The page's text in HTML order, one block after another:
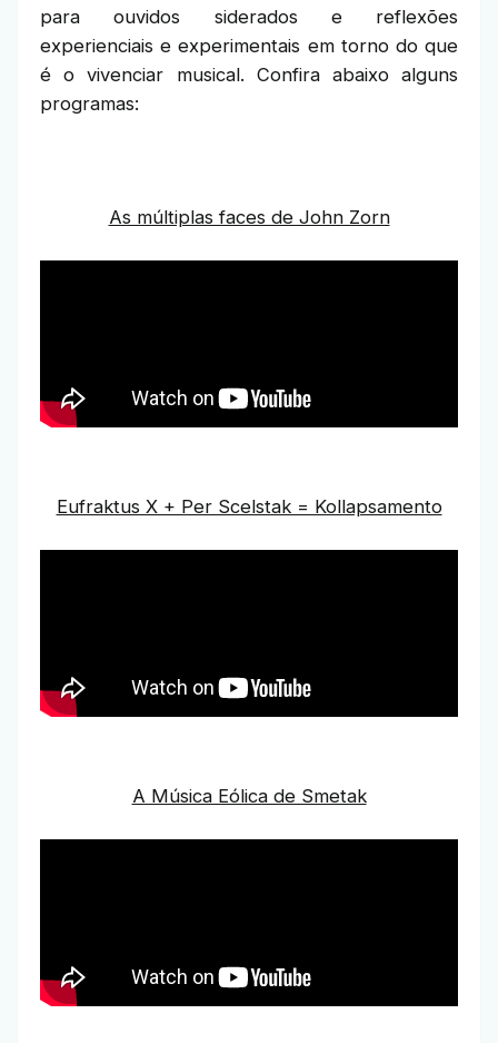
para ouvidos siderados e reflexões
experienciais e experimentais em torno do que
é o vivenciar musical. Confira abaixo alguns
programas:
As múltiplas faces de John Zorn
Eufraktus X + Per Scelstak = Kollapsamento
A Música Eólica de Smetak